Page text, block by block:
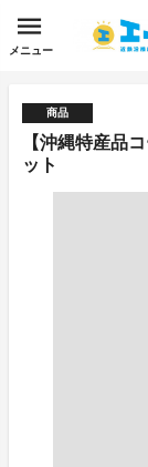
メニュー
商品
【沖縄特産品
ット